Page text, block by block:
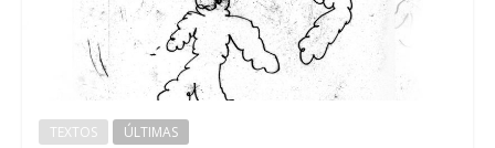
TEXTOS ÚLTIMAS